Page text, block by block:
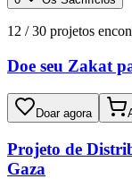
12 / 30 projetos
Doe seu Zakat
Doar agora
Projeto de
Gaza